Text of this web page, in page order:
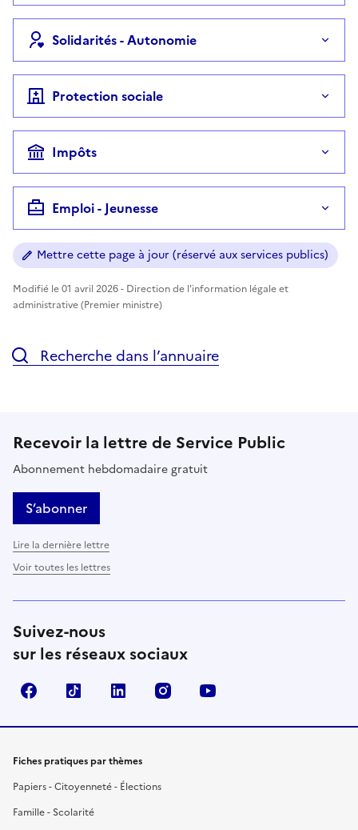
Solidarités - Autonomie
Protection sociale
Impôts
Emploi - Jeunesse
Mettre cette page à jour (réservé aux services publics)
Modifié le 01 avril 2026 - Direction de l'information légale et
administrative (Premier ministre)
Recherche dans l’annuaire
Recevoir la lettre de Service Public
Abonnement hebdomadaire gratuit
S’abonner
Lire la dernière lettre
Voir toutes les lettres
Suivez-nous
sur les réseaux sociaux
FacebookTikTok LinkedIn Instagram
Fiches pratiques par thèmes
Papiers - Citoyenneté - Élections
Famille - Scolarité